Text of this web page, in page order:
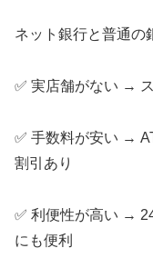
ネット銀行と普通の
✅ 実店舗がない →
✅ 手数料が安い →
割引あり
✅ 利便性が高い →
にも便利